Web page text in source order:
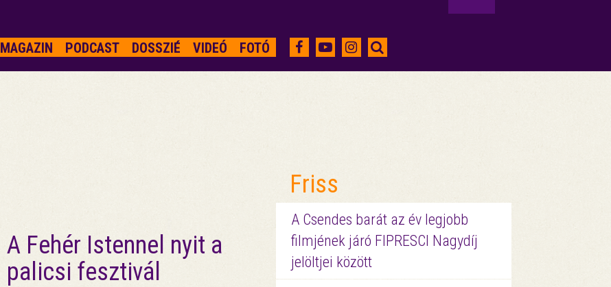
MAGAZIN PODCAST DOSSZIÉ VIDEÓ FOTÓ
A Fehér Istennel nyit a
palicsi fesztivál
Friss
A Csendes barát az év legjobb
filmjének járó FIPRESCI Nagydíj
jelöltjei között